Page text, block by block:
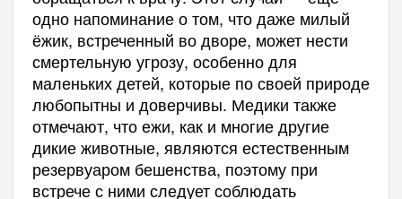
одно напоминание о том, что даже милый
ёжик, встреченный во дворе, может нести
смертельную угрозу, особенно для
маленьких детей, которые по своей природе
любопытны и доверчивы. Медики также
отмечают, что ежи, как и многие другие
дикие животные, являются естественным
резервуаром бешенства, поэтому при
встрече с ними следует соблюдать